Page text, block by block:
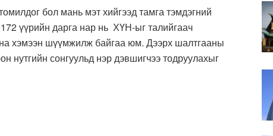
бол мань мэт хийгээд тамга тэмдэгний
үүрийн дарга нар нь ХҮН-ыг талийгаач
хэмээн шүүмжилж байгаа юм. Дээрх шалтгааны
нутгийн сонгуульд нэр дэвшигчээ тодруулахыг